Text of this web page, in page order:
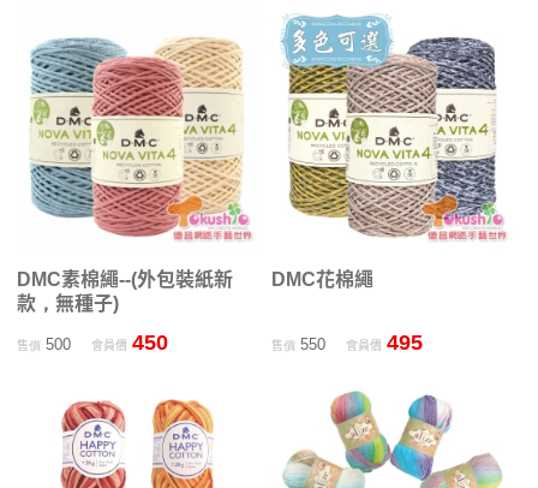
DMC素棉繩--(外包裝紙新
款，無種子)
售價500 會員價 450
DMC花棉繩
售價 550 會員價 495